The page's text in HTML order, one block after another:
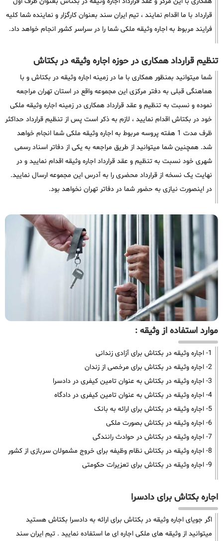
قرارداد با ما اقدام نمایند ، تیم ایران سند بعنوان کارگزار و نماینده شما کلیه
فرایند مربوط به اجاره وثیقه ملکی شما را در سراسر کشور انجام خواهد داد.
تنظیم قرارداد همکاری در حوزه اجاره وثیقه در بکتاش
شما میتوانید بمنظور همکاری با ما در زمینه اجاره وثیقه در بکتاش و با
هماهنگی قبلی به دفتر مرکزی این مجموعه واقع در استان تهران مراجعه
نموده و نسبت به تنظیم و عقد قرارداد همکاری در زمینه اجاره وثیقه ملکی
خود در بکتاش اقدام نمایید ، لازم به ذکر است پس از تنظیم قرارداد حداکثر
ظرف مدت 1 هفته پروسه مربوط به اجاره وثیقه ملکی شما انجام خواهد
شد. همچنین شما میتوانید از طریق مراجعه به یکی از دفاتر اسناد رسمی
شهری خود نسبت به تنظیم و عقد قرارداد اجاره وثیقه اقدام نمایید و در
نهایت یک نسخه از قرارداد محضری را به آدرس این مجموعه ارسال نمایید.
در اینصورت نیازی به حضور شما در دفاتر تهران نخواهد بود.
موارد استفاده از وثیقه :
1- اجاره وثیقه در بکتاش برای آزادی زندانی
2- اجاره وثیقه در بکتاش برای مرخصی از زندان
3- اجاره وثیقه در بکتاش به عنوان تامین کیفری در دادسرا
4- اجاره وثیقه در بکتاش به عنوان تامین کیفری در دادگاه
5- اجاره وثیقه در بکتاش برای ارائه به بانک
6- اجاره وثیقه در بکتاش بصورت ملکی
7- اجاره وثیقه در بکتاش در حوادث رانندگی
8- اجاره وثیقه در بکتاش نظام وظیفه برای خروج مشمولان سربازی از کشور
9- اجاره وثیقه در بکتاش برای تعزیرات حکومتی
اجاره بکتاش برای دادسرا
اگر جویای اجاره وثیقه در بکتاش برای ارائه به دادسرا بکتاش هستید
میتوانید از وثیقه های ملکی اجاره ای ما استفاده نمایید . تیم ایران سند